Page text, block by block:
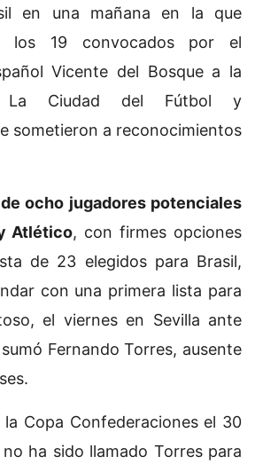
en una mañana en la que
los 19 convocados por el
Vicente del Bosque a la
La Ciudad del Fútbol y
sometieron a reconocimientos
ocho jugadores potenciales
Atlético, con firmes opciones
de 23 elegidos para Brasil,
con una primera lista para
el viernes en Sevilla ante
Fernando Torres, ausente
Copa Confederaciones el 30
ha sido llamado Torres para